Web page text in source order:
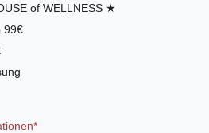
of WELLNESS ★
99€